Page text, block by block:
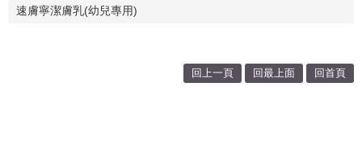
速膚寧潔膚乳(幼兒專用)
回上一頁 回最上面 回首頁